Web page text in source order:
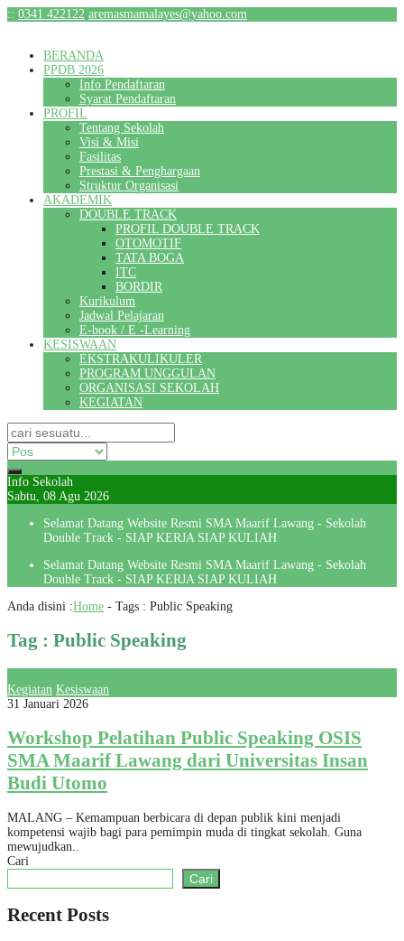
:: 0341 422122 aremasmamalayes@yahoo.com
BERANDA
PPDB 2026
Info Pendaftaran
Syarat Pendaftaran
PROFIL
Tentang Sekolah
Visi & Misi
Fasilitas
Prestasi & Penghargaan
Struktur Organisasi
AKADEMIK
DOUBLE TRACK
PROFIL DOUBLE TRACK
OTOMOTIF
TATA BOGA
ITC
BORDIR
Kurikulum
Jadwal Pelajaran
E-book / E -Learning
KESISWAAN
EKSTRAKULIKULER
PROGRAM UNGGULAN
ORGANISASI SEKOLAH
KEGIATAN
Info Sekolah
Sabtu, 08 Agu 2026
Selamat Datang Website Resmi SMA Maarif Lawang - Sekolah
Double Track - SIAP KERJA SIAP KULIAH
Selamat Datang Website Resmi SMA Maarif Lawang - Sekolah
Double Track - SIAP KERJA SIAP KULIAH
Anda disini :Home - Tags : Public Speaking
Tag : Public Speaking
Kegiatan Kesiswaan
31 Januari 2026
Workshop Pelatihan Public Speaking OSIS
SMA Maarif Lawang dari Universitas Insan
Budi Utomo
MALANG – Kemampuan berbicara di depan publik kini menjadi
kompetensi wajib bagi para pemimpin muda di tingkat sekolah. Guna
mewujudkan..
Cari
Cari
Recent Posts